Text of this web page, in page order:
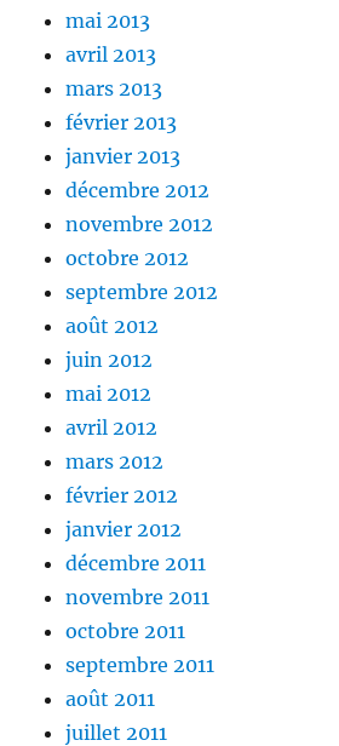
mai 2013
avril 2013
mars 2013
février 2013
janvier 2013
décembre 2012
novembre 2012
octobre 2012
septembre 2012
août 2012
juin 2012
mai 2012
avril 2012
mars 2012
février 2012
janvier 2012
décembre 2011
novembre 2011
octobre 2011
septembre 2011
août 2011
juillet 2011